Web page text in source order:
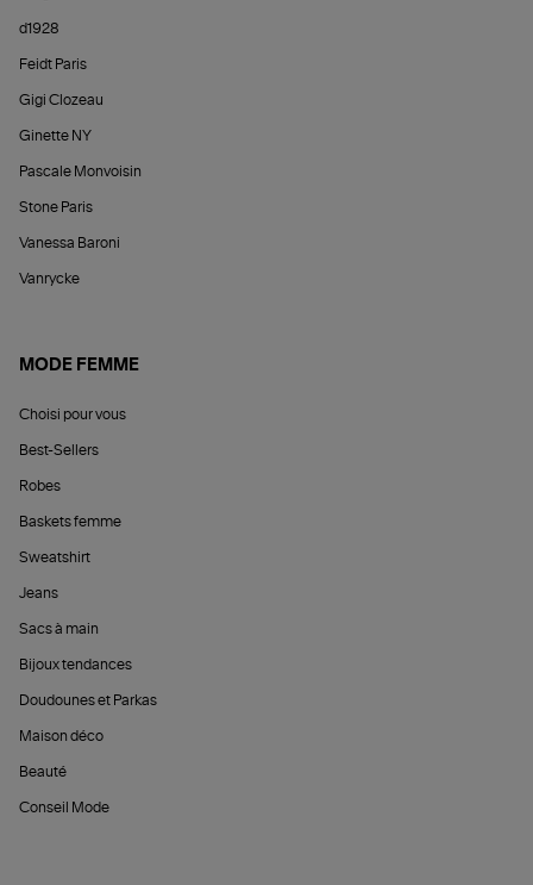
d1928
Feidt Paris
Gigi Clozeau
Ginette NY
Pascale Monvoisin
Stone Paris
Vanessa Baroni
Vanrycke
MODE FEMME
Choisi pour vous
Best-Sellers
Robes
Baskets femme
Sweatshirt
Jeans
Sacs à main
Bijoux tendances
Doudounes et Parkas
Maison déco
Beauté
Conseil Mode